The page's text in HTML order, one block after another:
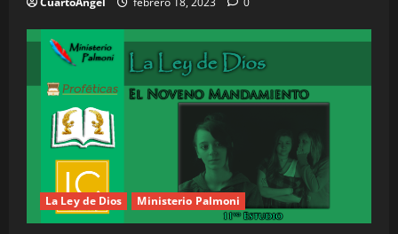
La Ley de Dios Ministerio Palmoni